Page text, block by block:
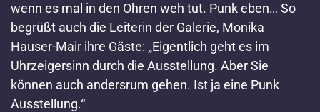
wenn es mal in den Ohren weh tut. Punk eben… So
begrüßt auch die Leiterin der Galerie, Monika
Hauser-Mair ihre Gäste: „Eigentlich geht es im
Uhrzeigersinn durch die Ausstellung. Aber Sie
können auch andersrum gehen. Ist ja eine Punk
Ausstellung.“